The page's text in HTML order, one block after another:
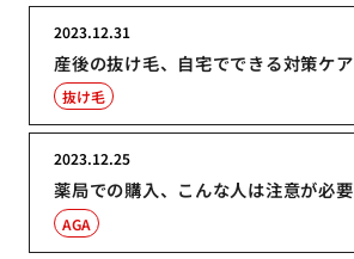
産後の抜け毛、自宅でできる対策ケア
2023.12.31
抜け毛
薬局での購入、こんな人は注意が必要
2023.12.25
AGA